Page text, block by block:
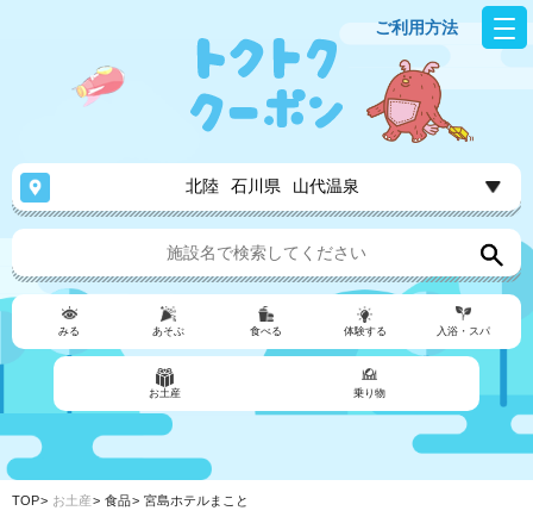
ご利用方法
北陸 石川県 山代温泉
みる あそぶ 食べる 体験する 入浴・スパ
お土産 乗り物
TOP お土産 食品 宮島ホテルまこと